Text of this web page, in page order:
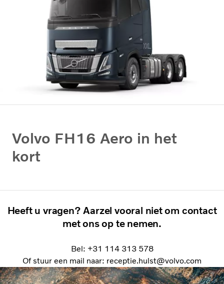
Volvo FH16 Aero in het
kort
Heeft u vragen? Aarzel vooral niet om contact
met ons op te nemen.
Bel: +31 114 313 578
Of stuur een mail naar: receptie.hulst@volvo.com